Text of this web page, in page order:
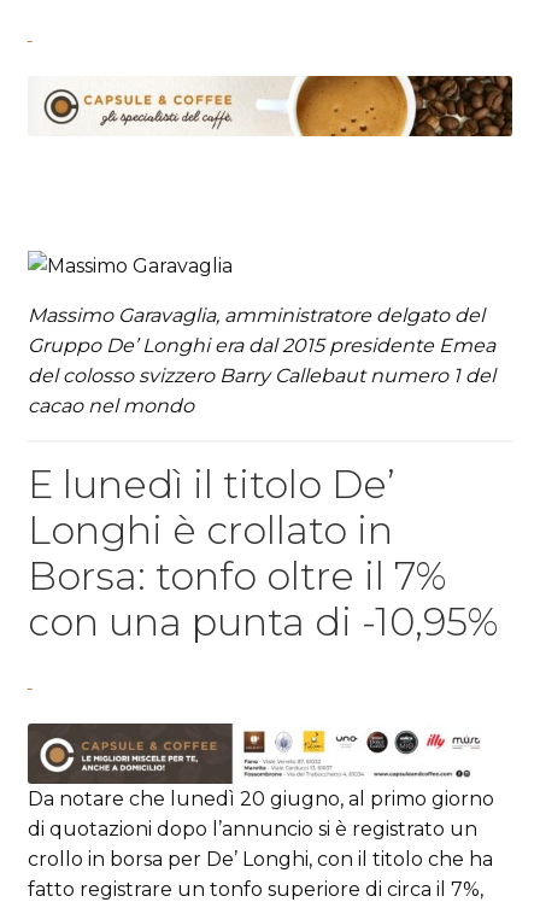
Massimo Garavaglia, amministratore delgato del
Gruppo De’ Longhi era dal 2015 presidente Emea
del colosso svizzero Barry Callebaut numero 1 del
cacao nel mondo
E lunedì il titolo De’
Longhi è crollato in
Borsa: tonfo oltre il 7%
con una punta di -10,95%
Da notare che lunedì 20 giugno, al primo giorno
di quotazioni dopo l’annuncio si è registrato un
crollo in borsa per De’ Longhi, con il titolo che ha
fatto registrare un tonfo superiore di circa il 7%,